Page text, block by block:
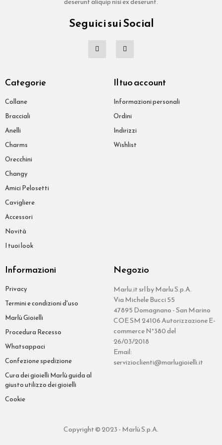
Seguici sui Social
Categorie
Collane
Bracciali
Anelli
Charms
Orecchini
Changy
Amici Pelosetti
Cavigliere
Accessori
Novità
I tuoi look
Il tuo account
Informazioni personali
Ordini
Indirizzi
Wishlist
Informazioni
Privacy
Termini e condizioni d'uso
Marlù Gioielli
Procedura Recesso
Whatsappaci
Confezione spedizione
Cura dei gioielli Marlù guida al
giusto utilizzo dei gioielli
Cookie
Negozio
Marlu.it srl by Marlu S.p.A.
Via Michele Bucci 55
47895 Domagnano - San Marino
COE SM 24106 Autorizzazione E-
commerce N°380 del
26/03/2018
Email:
servizioclienti@marlugioielli.it
Copyright © 2023 - Marlù S.p.A.